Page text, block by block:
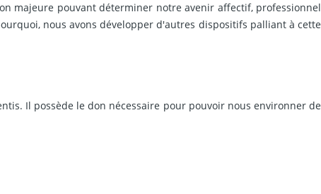
majeure pouvant déterminer notre avenir affectif, professionnel
nous avons développer d'autres dispositifs palliant à cette
Il possède le don nécessaire pour pouvoir nous environner de